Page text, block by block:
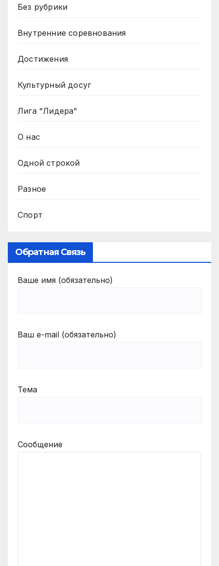
Без рубрики
Внутренние соревнования
Достижения
Культурный досуг
Лига "Лидера"
О нас
Одной строкой
Разное
Спорт
Обратная Связь
Ваше имя (обязательно)
Ваш e-mail (обязательно)
Тема
Сообщение